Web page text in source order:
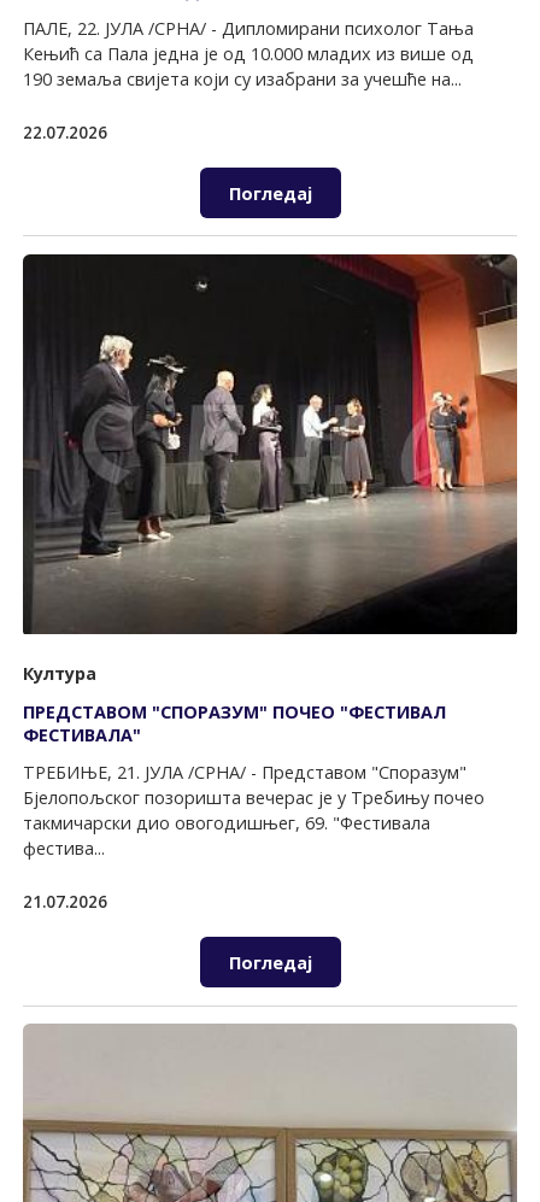
ПАЛЕ, 22. ЈУЛА /СРНА/ - Дипломирани психолог Тања
Кењић са Пала једна је од 10.000 младих из више од
190 земаља свијета који су изабрани за учешће на...
22.07.2026
Погледај
Култура
ПРЕДСТАВОМ "СПОРАЗУМ" ПОЧЕО "ФЕСТИВАЛ
ФЕСТИВАЛА"
ТРЕБИЊЕ, 21. ЈУЛА /СРНА/ - Представом "Споразум"
Бјелопољског позоришта вечерас је у Требињу почео
такмичарски дио овогодишњег, 69. "Фестивала
фестива...
21.07.2026
Погледај